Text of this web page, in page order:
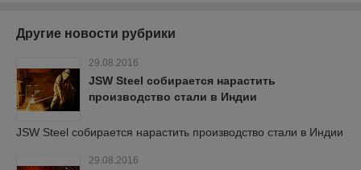
Другие новости рубрики
29.08.2016
JSW Steel собирается нарастить
производство стали в Индии
JSW Steel собирается нарастить производство стали в Индии
29.08.2016